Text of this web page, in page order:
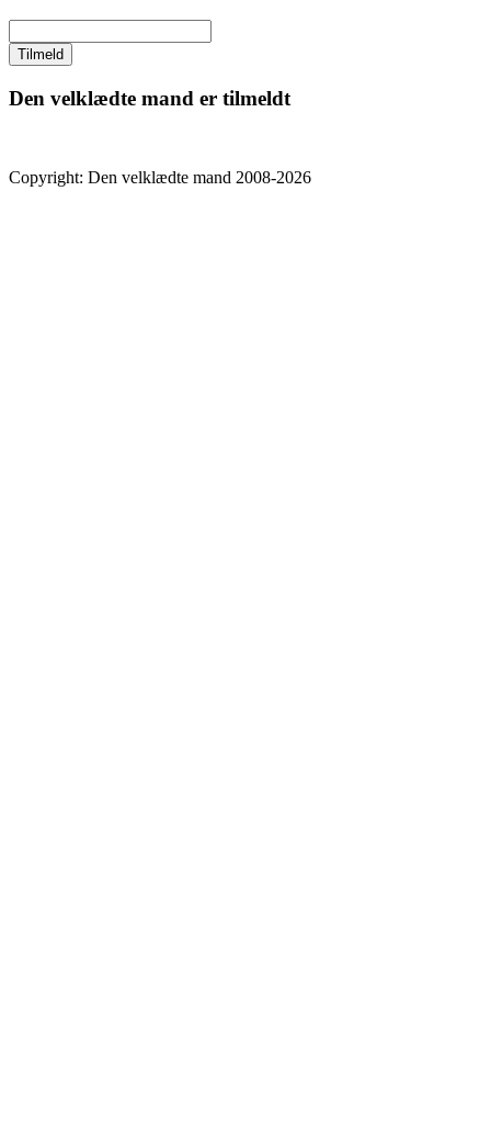
Den velklædte mand er tilmeldt
Copyright: Den velklædte mand 2008-2026